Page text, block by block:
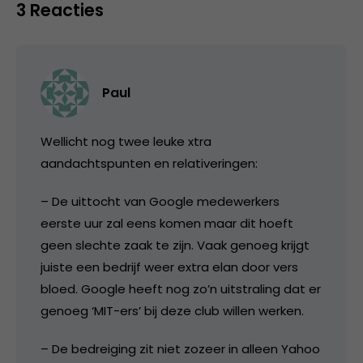
3 Reacties
Paul
Wellicht nog twee leuke xtra
aandachtspunten en relativeringen:
– De uittocht van Google medewerkers
eerste uur zal eens komen maar dit hoeft
geen slechte zaak te zijn. Vaak genoeg krijgt
juiste een bedrijf weer extra elan door vers
bloed. Google heeft nog zo’n uitstraling dat er
genoeg ‘MIT-ers’ bij deze club willen werken.
– De bedreiging zit niet zozeer in alleen Yahoo